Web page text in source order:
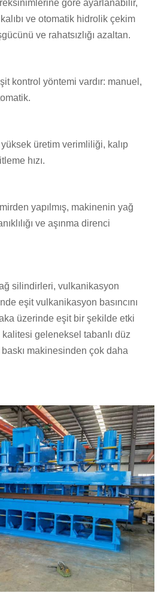
1
göre ayarlanabilir,
ve otomatik hidrolik çekim
ve rahatsızlığı azaltan.
kontrol yöntemi vardır: manuel,
yüksek üretim verimliliği, kalıp
hızı.
yapılmış, makinenin yağ
ve aşınma direnci
silindirleri, vulkanikasyon
eşit vulkanikasyon basıncını
üzerinde eşit bir şekilde etki
geleneksel tabanlı düz
makinesinden çok daha